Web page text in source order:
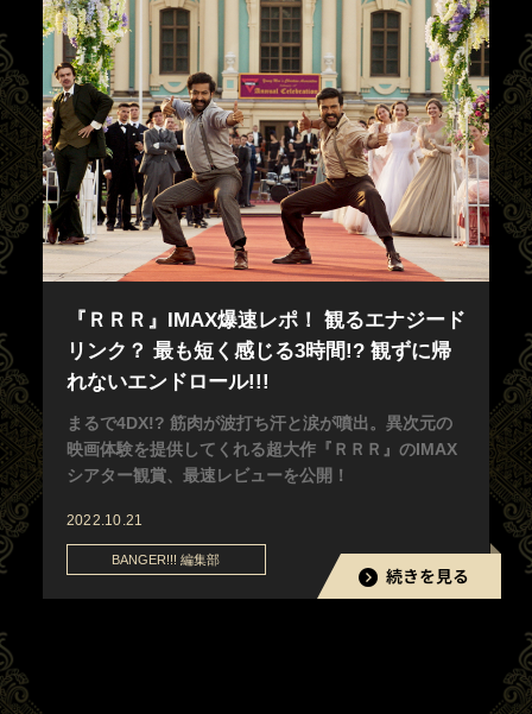
『ＲＲＲ』IMAX爆速レポ！ 観るエナジード
リンク？ 最も短く感じる3時間!? 観ずに帰
れないエンドロール!!!
まるで4DX!? 筋肉が波打ち汗と涙が噴出。異次元の
映画体験を提供してくれる超大作『ＲＲＲ』のIMAX
シアター観賞、最速レビューを公開！
2022.10.21
BANGER!!! 編集部